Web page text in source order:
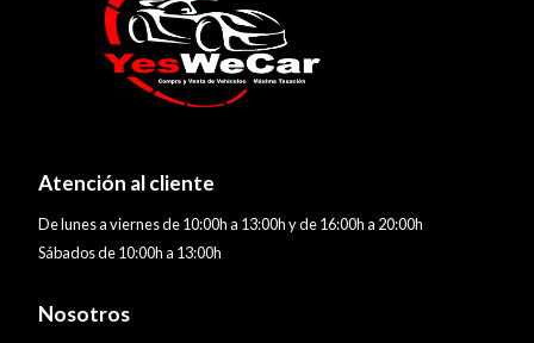
Atención al cliente
De lunes a viernes de 10:00h a 13:00h y de 16:00h a 20:00h
Sábados de 10:00h a 13:00h
Nosotros